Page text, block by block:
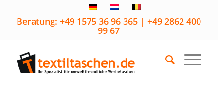
Beratung: +49 1575 36 96 365 | +49 2862 400
99 67